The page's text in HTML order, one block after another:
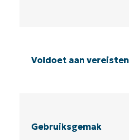
Voldoet aan vereisten
Gebruiksgemak